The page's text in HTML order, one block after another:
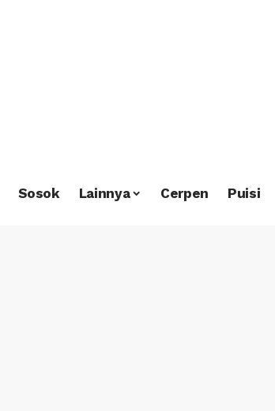
Sosok Lainnya Cerpen Puisi